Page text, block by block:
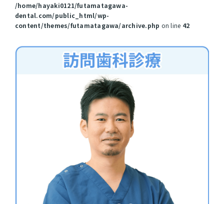
/home/hayaki0121/futamatagawa-
dental.com/public_html/wp-
content/themes/futamatagawa/archive.php on line 42